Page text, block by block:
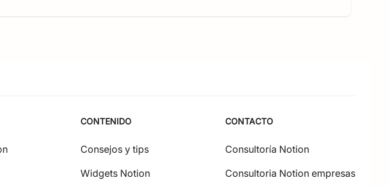
CONTENIDO
Consejos y tips
Widgets Notion
CONTACTO
Consultoría Notion
Consultoria Notion empresas